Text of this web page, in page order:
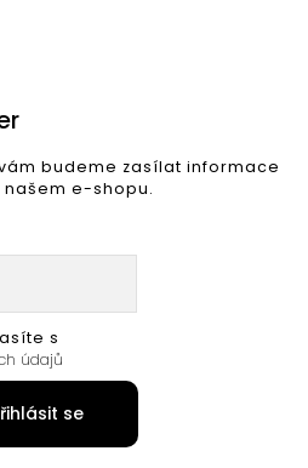
budeme zasílat informace
e-shopu.
s
údajů
se